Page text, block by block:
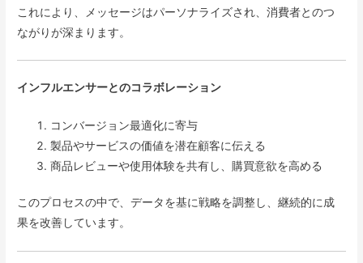
これにより、メッセージはパーソナライズされ、消費者とのつ
ながりが深まります。
インフルエンサーとのコラボレーション
コンバージョン最適化に寄与
製品やサービスの価値を潜在顧客に伝える
商品レビューや使用体験を共有し、購買意欲を高める
このプロセスの中で、データを基に戦略を調整し、継続的に成
果を改善しています。